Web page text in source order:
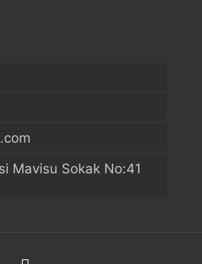
Mavisu Sokak No:41Telefon